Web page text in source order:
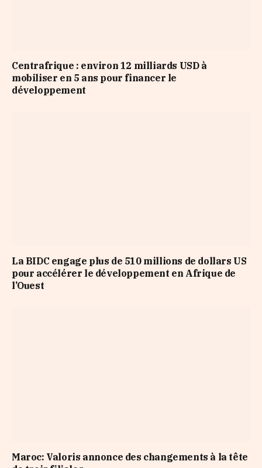
Centrafrique : environ 12 milliards USD à
mobiliser en 5 ans pour financer le
développement
La BIDC engage plus de 510 millions de dollars US
pour accélérer le développement en Afrique de
l’Ouest
Maroc: Valoris annonce des changements à la tête